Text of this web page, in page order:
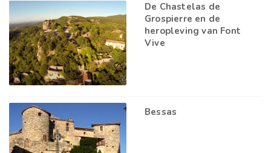
De Chastelas de
Grospierre en de
heropleving van Font
Vive
Bessas